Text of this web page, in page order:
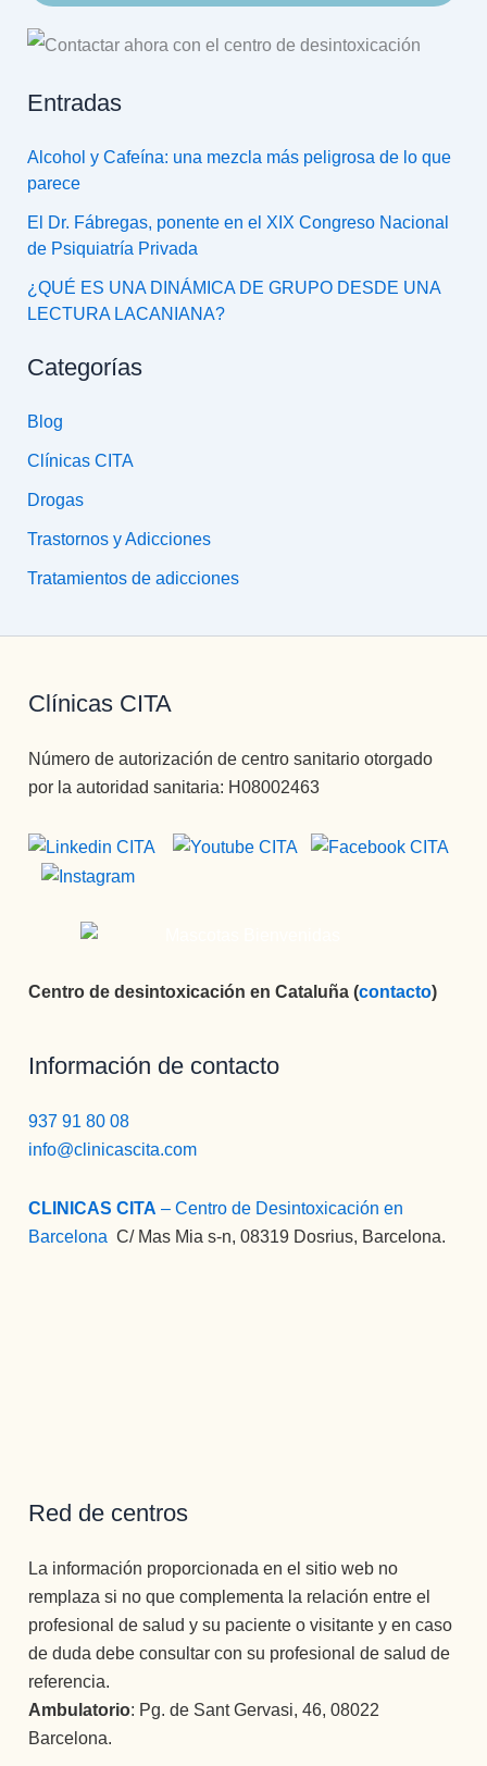
Entradas
Alcohol y Cafeína: una mezcla más peligrosa de lo que
parece
El Dr. Fábregas, ponente en el XIX Congreso Nacional
de Psiquiatría Privada
¿QUÉ ES UNA DINÁMICA DE GRUPO DESDE UNA
LECTURA LACANIANA?
Categorías
Blog
Clínicas CITA
Drogas
Trastornos y Adicciones
Tratamientos de adicciones
Clínicas CITA
Número de autorización de centro sanitario otorgado
por la autoridad sanitaria: H08002463
Centro de desintoxicación en Cataluña (contacto)
Información de contacto
937 91 80 08
info@clinicascita.com
CLINICAS CITA – Centro de Desintoxicación en
Barcelona :C/ Mas Mia s-n, 08319 Dosrius, Barcelona.
Red de centros
La información proporcionada en el sitio web no
remplaza si no que complementa la relación entre el
profesional de salud y su paciente o visitante y en caso
de duda debe consultar con su profesional de salud de
referencia.
Ambulatorio: Pg. de Sant Gervasi, 46, 08022
Barcelona.